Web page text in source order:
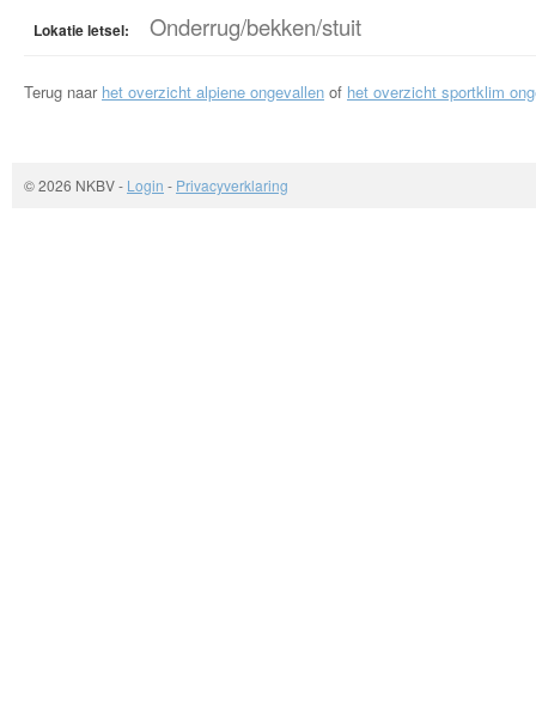
Lokatie letsel: Onderrug/bekken/stuit
Terug naar het overzicht alpiene ongevallen of het overzicht sportklim
© 2026 NKBV- Login - Privacyverklaring